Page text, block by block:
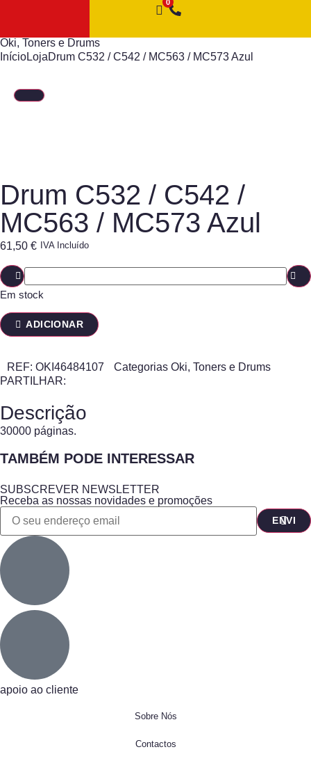
Oki, Toners e Drums
InícioLojaDrum C532 / C542 / MC563 / MC573 Azul
Drum C532 / C542 /
MC563 / MC573 Azul
61,50 € IVA Incluído
Em stock
ADICIONAR
REF: OKI46484107 Categorias Oki, Toners e Drums
PARTILHAR:
Descrição
30000 páginas.
TAMBÉM PODE INTERESSAR
SUBSCREVER NEWSLETTER
Receba as nossas novidades e promoções
apoio ao cliente
Sobre Nós
Contactos